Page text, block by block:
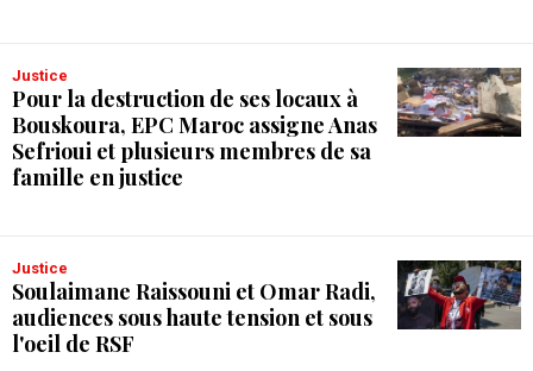
Justice
Pour la destruction de ses locaux à
Bouskoura, EPC Maroc assigne Anas
Sefrioui et plusieurs membres de sa
famille en justice
Justice
Soulaimane Raissouni et Omar Radi,
audiences sous haute tension et sous
l'oeil de RSF